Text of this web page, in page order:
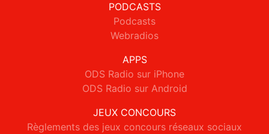
PODCASTS
Podcasts
Webradios
APPS
ODS Radio sur iPhone
ODS Radio sur Android
JEUX CONCOURS
Règlements des jeux concours réseaux sociaux